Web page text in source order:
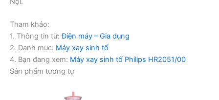
Tham khảo:
1. Thông tin từ:Điện máy – Gia dụng
2. Danh mục: Máy xay sinh tố
4. Bạn đang xem: Máy xay sinh tố Philips HR2051/00
Sản phẩm tương tự